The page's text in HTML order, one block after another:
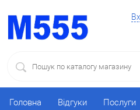
Головна Відгуки Послуги